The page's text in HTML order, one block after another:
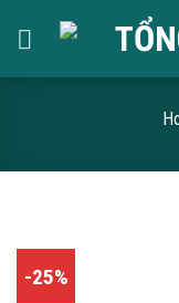
-25%